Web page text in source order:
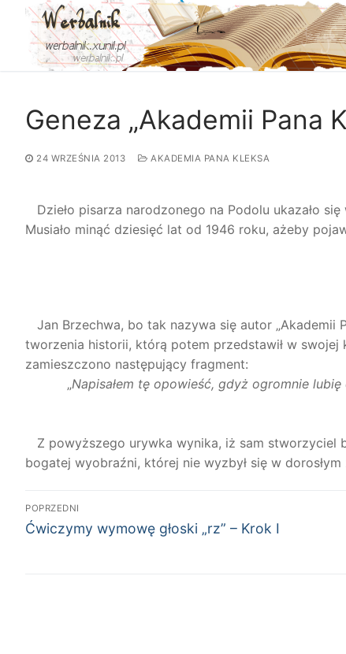
Przejdź
treści
Geneza „Akademii Pana
24 WRZEŚNIA 2013 AKADEMIA PANA KLEKSA
Dzieło pisarza narodzonego na Podolu ukazało
Musiało minąć dziesięć lat od 1946 roku, ażeby
Jan Brzechwa, bo tak nazywa się autor „Akademii
tworzenia historii, którą potem przedstawił w
zamieszczono następujący fragment:
„Napisałem tę opowieść, gdyż ogromnie
Z powyższego urywka wynika, iż sam stworzyciel
bogatej wyobraźni, której nie wyzbył się w dorosłym
Nawigacja
wpisu
POPRZEDNI
Poprzedni
Ćwiczymy wymowę głoski „rz” – Krok I